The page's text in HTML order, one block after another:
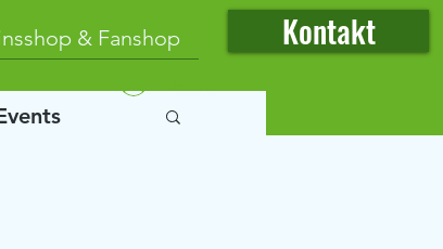
& Fanshop Kontakt